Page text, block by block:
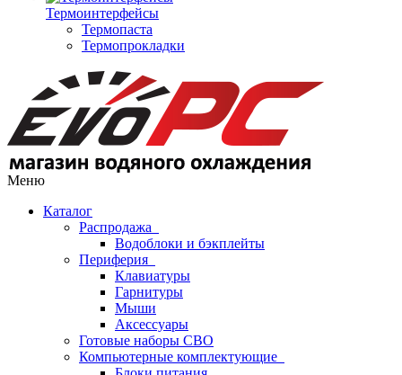
Термоинтерфейсы
Термопаста
Термопрокладки
Меню
Каталог
Распродажа
Водоблоки и бэкплейты
Периферия
Клавиатуры
Гарнитуры
Мыши
Аксессуары
Готовые наборы СВО
Компьютерные комплектующие